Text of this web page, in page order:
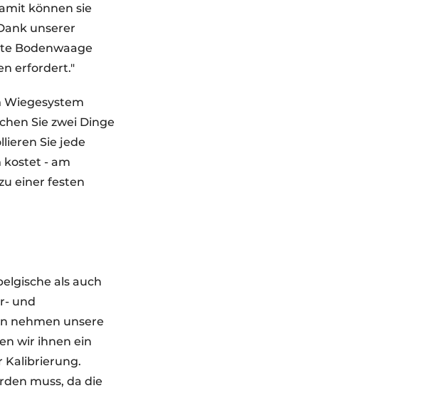
können sie
unserer
Bodenwaage
erfordert."
Wiegesystem
Sie zwei Dinge
Sie jede
kostet - am
einer festen
als auch
und
nehmen unsere
wir ihnen ein
Kalibrierung.
muss, da die